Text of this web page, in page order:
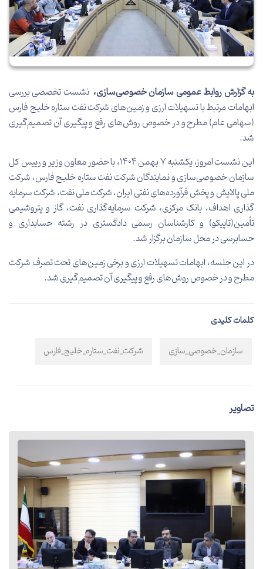
به گزارش روابط عمومی سازمان خصوصی‌سازی، نشست تخصصی بررسی
ابهامات مرتبط با تسهیلات ارزی و زمین‌های شرکت نفت ستاره خلیج فارس
(سهامی عام) مطرح و در خصوص روش‌های رفع و پیگیری آن تصمیم‌گیری
شد.
این نشست امروز، یکشنبه 7 بهمن ۱۴۰۴، با حضور معاون وزیر و رییس کل
سازمان خصوصی‌سازی و نمایندگان شرکت نفت ستاره خلیج فارس، شرکت
ملی پالایش و پخش فرآورده‌های نفتی ایران، شرکت ملی نفت، شرکت سرمایه
گذاری اهداف، بانک مرکزی، شرکت سرمایه‌گذاری نفت، گاز و پتروشیمی
تأمین(تاپیکو) و کارشناسان رسمی دادگستری در رشته حسابداری و
حسابرسی در محل سازمان برگزار شد.
در این جلسه، ابهامات تسهیلات ارزی و برخی زمین‌های تحت تصرف شرکت
مطرح و در خصوص روش‌های رفع و پیگیری آن تصمیم‌گیری شد.
کلمات کلیدی
سازمان_خصوصی_سازی شرکت_نفت_ستاره_خلیج_فارس
تصاویر